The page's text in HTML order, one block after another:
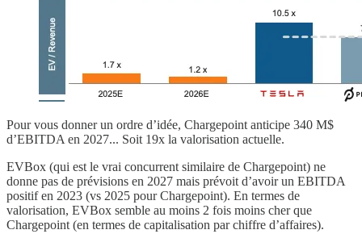
Pour vous donner un ordre d’idée, Chargepoint anticipe 340 M$
d’EBITDA en 2027... Soit 19x la valorisation actuelle.
EVBox (qui est le vrai concurrent similaire de Chargepoint) ne
donne pas de prévisions en 2027 mais prévoit d’avoir un EBITDA
positif en 2023 (vs 2025 pour Chargepoint). En termes de
valorisation, EVBox semble au moins 2 fois moins cher que
Chargepoint (en termes de capitalisation par chiffre d’affaires).